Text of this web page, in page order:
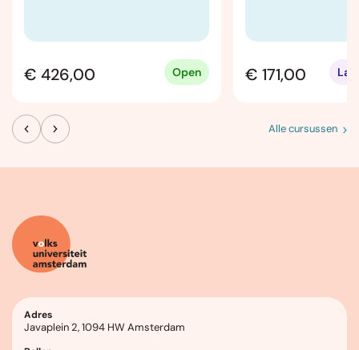
€ 426,00 Open € 171,00
Alle cursussen
Adres
Javaplein 2, 1094 HW Amsterdam